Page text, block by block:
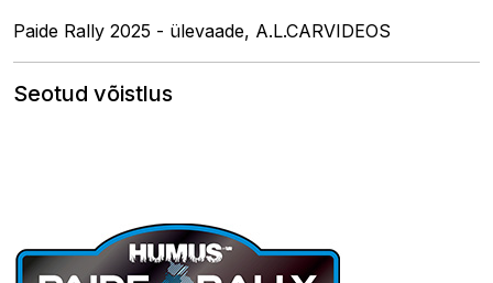
Paide Rally 2025 - ülevaade, A.L.CARVIDEOS
Seotud võistlus